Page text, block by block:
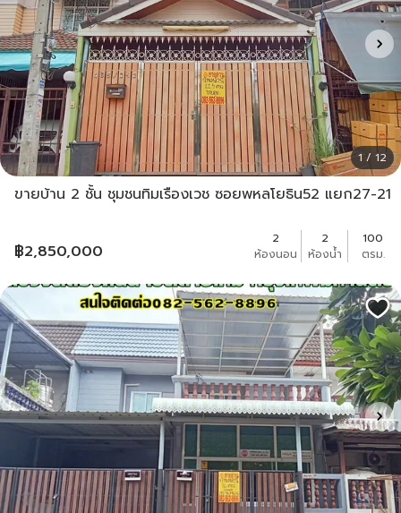
1 / 12
ขายบ้าน 2 ชั้น ชุมชนทิมเรืองเวช ซอยพหลโยธิน52 แยก27-21
฿2,850,000
2
ห้องนอน
2
ห้องน้ำ
100
ตรม.